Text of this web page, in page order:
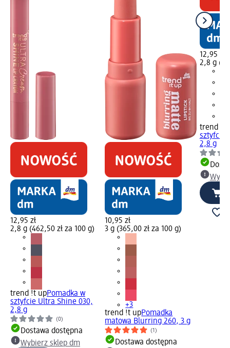
12,95 zł
2,8 g (462,50 zł za 100 g)
trend !t upPomadka w
sztyfcie Ultra Shine 030,
2,8 g
(0)
Dostawa dostępna
Wybierz sklep dm
10,95 zł
3 g (365,00 zł za 100 g)
+3
trend !t upPomadka
matowa Blurring 260, 3 g
(1)
Dostawa dostępna
12,95 zł
2,8 g
trend !t
sztyfcie
2,8 g